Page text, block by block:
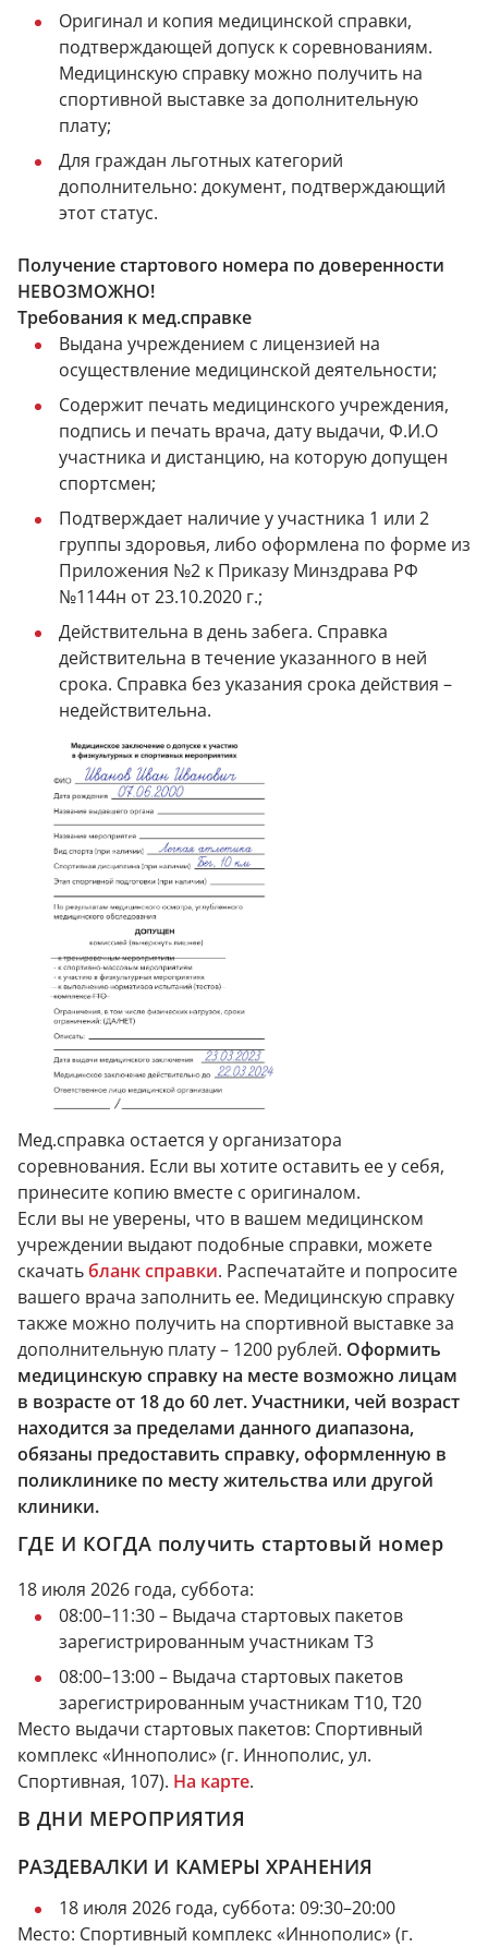
Оригинал и копия медицинской справки,
подтверждающей допуск к соревнованиям.
Медицинскую справку можно получить на
спортивной выставке за дополнительную
плату;
Для граждан льготных категорий
дополнительно: документ, подтверждающий
этот статус.
Получение стартового номера по доверенности
НЕВОЗМОЖНО!
Требования к мед.справке
Выдана учреждением с лицензией на
осуществление медицинской деятельности;
Содержит печать медицинского учреждения,
подпись и печать врача, дату выдачи, Ф.И.О
участника и дистанцию, на которую допущен
спортсмен;
Подтверждает наличие у участника 1 или 2
группы здоровья, либо оформлена по форме из
Приложения №2 к Приказу Минздрава РФ
№1144н от 23.10.2020 г.;
Действительна в день забега. Справка
действительна в течение указанного в ней
срока. Справка без указания срока действия –
недействительна.
Мед.справка остается у организатора
соревнования. Если вы хотите оставить ее у себя,
принесите копию вместе с оригиналом.
Если вы не уверены, что в вашем медицинском
учреждении выдают подобные справки, можете
скачатьбланк справки. Распечатайте и попросите
вашего врача заполнить ее. Медицинскую справку
также можно получить на спортивной выставке за
дополнительную плату – 1200 рублей. Оформить
медицинскую справку на месте возможно лицам
в возрасте от 18 до 60 лет. Участники, чей возраст
находится за пределами данного диапазона,
обязаны предоставить справку, оформленную в
поликлинике по месту жительства или другой
клиники.
ГДЕ И КОГДА получить стартовый номер
18 июля 2026 года, суббота:
08:00–11:30 – Выдача стартовых пакетов
зарегистрированным участникам Т3
08:00–13:00 – Выдача стартовых пакетов
зарегистрированным участникам Т10, Т20
Место выдачи стартовых пакетов: Спортивный
комплекс «Иннополис» (г. Иннополис, ул.
Спортивная, 107). На карте.
В ДНИ МЕРОПРИЯТИЯ
РАЗДЕВАЛКИ И КАМЕРЫ ХРАНЕНИЯ
18 июля 2026 года, суббота: 09:30–20:00
Место: Спортивный комплекс «Иннополис» (г.
Дорогой друг, электронная регистрация уже
закрыта. Зарегистрироваться можно в месте
выдачи стартовых пакетов.
Дорогой друг, электронная регистрация уже
закрыта. Зарегистрироваться можно в месте
выдачи стартовых пакетов.
Дорогой друг, электронная регистрация уже
закрыта. Зарегистрироваться можно в месте
выдачи стартовых пакетов.